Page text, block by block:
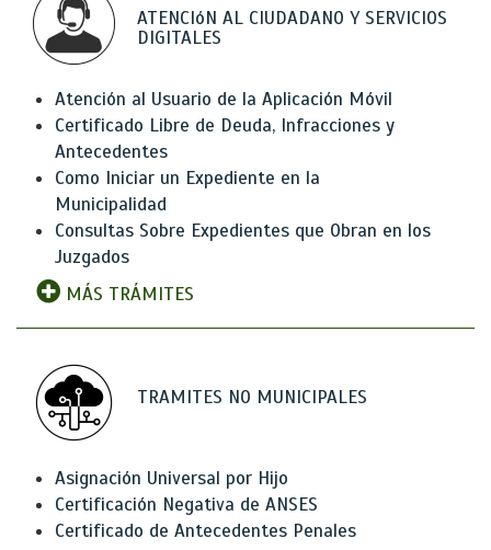
ATENCIóN AL CIUDADANO Y SERVICIOS
DIGITALES
Atención al Usuario de la Aplicación Móvil
Certificado Libre de Deuda, Infracciones y
Antecedentes
Como Iniciar un Expediente en la
Municipalidad
Consultas Sobre Expedientes que Obran en los
Juzgados
MÁS TRÁMITES
TRAMITES NO MUNICIPALES
Asignación Universal por Hijo
Certificación Negativa de ANSES
Certificado de Antecedentes Penales